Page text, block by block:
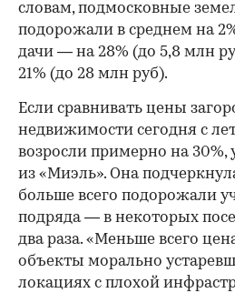
словам, подмосковные
подорожали в среднем на
дачи — на 28% (до 5,8 млн
21% (до 28 млн руб).
Если сравнивать цены
недвижимости сегодня с
возросли примерно на 30%,
из «Миэль». Она
больше всего подорожали
подряда — в некоторых
два раза. «Меньше всего
объекты морально
локациях с плохой